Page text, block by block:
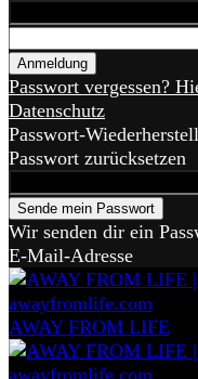
Passwort vergessen?
Datenschutz
Passwort-
Passwort zurücksetzen
Wir senden dir ein
E-Mail-Adresse
AWAY FROM LIFE